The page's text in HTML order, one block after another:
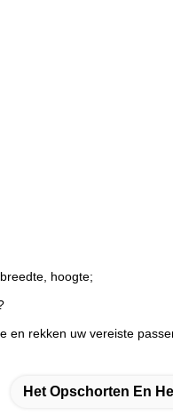
hoogte;
en rekken uw vereiste
Het Opschorten En